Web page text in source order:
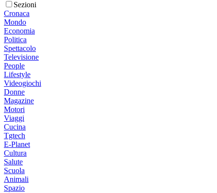
Sezioni
Cronaca
Mondo
Economia
Politica
Spettacolo
Televisione
People
Lifestyle
Videogiochi
Donne
Magazine
Motori
Viaggi
Cucina
Tgtech
E-Planet
Cultura
Salute
Scuola
Animali
Spazio